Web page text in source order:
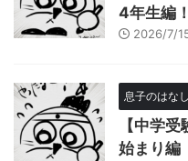
4年生編！
2026/7/
息子のはなし
【中学
始まり編